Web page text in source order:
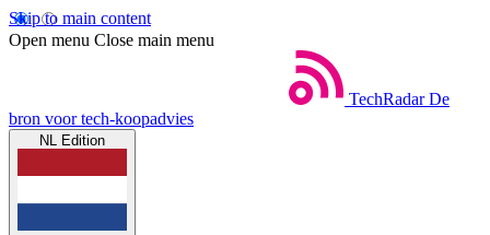
Skip to main content
Open menu Close main menu
TechRadar De
bron voor tech-koopadvies
NL Edition